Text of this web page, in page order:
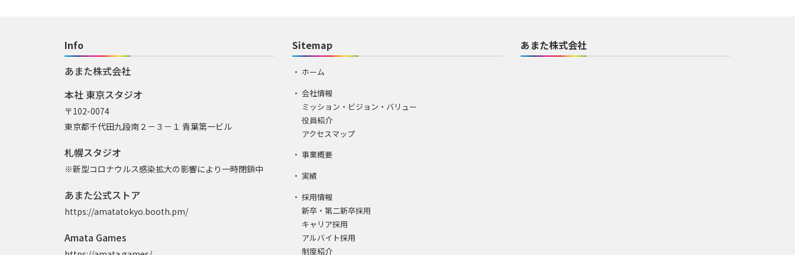
Info
あまた株式会社
本社 東京スタジオ
〒102-0074
東京都千代田九段南２－３－１ 青葉第一ビル
札幌スタジオ
※新型コロナウルス感染拡大の影響により一時閉鎖中
あまた公式ストア
https://amatatokyo.booth.pm/
Amata Games
Sitemap
ホーム
会社情報
ミッション・ビジョン・バリュー
役員紹介
アクセスマップ
事業概要
実績
採用情報
新卒・第二新卒採用
キャリア採用
アルバイト採用
制度紹介
あまた株式会社